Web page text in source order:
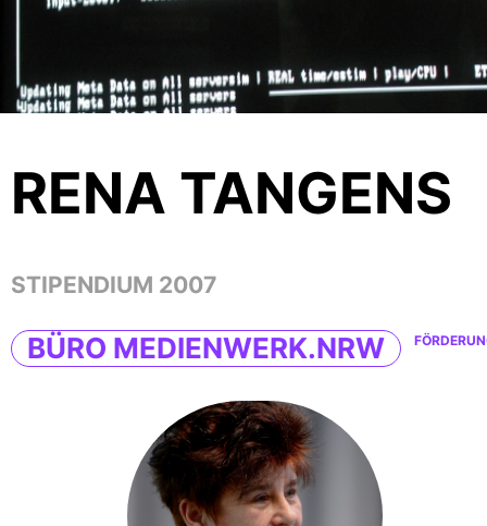
RENA TANGENS
STIPENDIUM 2007
BÜRO MEDIENWERK.NRW